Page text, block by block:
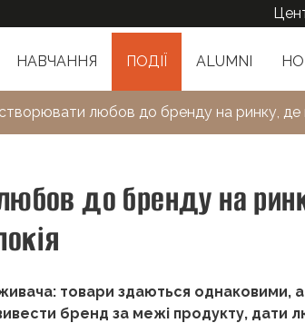
НАВЧАННЯ ПОДІЇ ALUMNI
любов до бренду на ринку, де
до бренду на
товари здаються однаковими, а
бренд за межі продукту, дати